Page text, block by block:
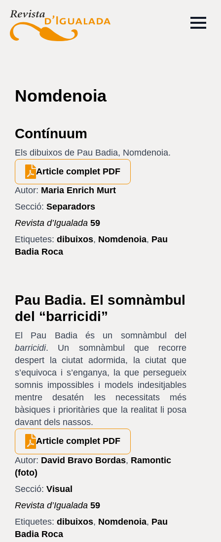
Nomdenoia
Contínuum
Els dibuixos de Pau Badia, Nomdenoia.
Article complet PDF
Autor: Maria Enrich Murt
Secció: Separadors
Revista d’Igualada 59
Etiquetes: dibuixos, Nomdenoia, Pau
Badia Roca
Pau Badia. El somnàmbul
del “barricidi”
El Pau Badia és un somnàmbul del
barricidi. Un somnàmbul que recorre
despert la ciutat adormida, la ciutat que
s’equivoca i s’enganya, la que persegueix
somnis impossibles i models indesitjables
mentre desatén les necessitats més
bàsiques i prioritàries que la realitat li posa
davant dels nassos.
Article complet PDF
Autor: David Bravo Bordas, Ramontic
(foto)
Secció: Visual
Revista d’Igualada 59
Etiquetes: dibuixos, Nomdenoia, Pau
Badia Roca